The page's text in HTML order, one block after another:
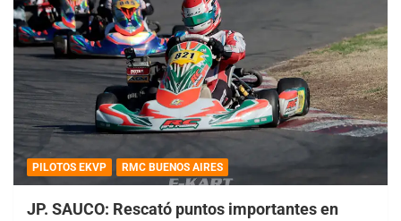
PILOTOS EKVP RMC BUENOS AIRES
JP. SAUCO: Rescató puntos importantes en